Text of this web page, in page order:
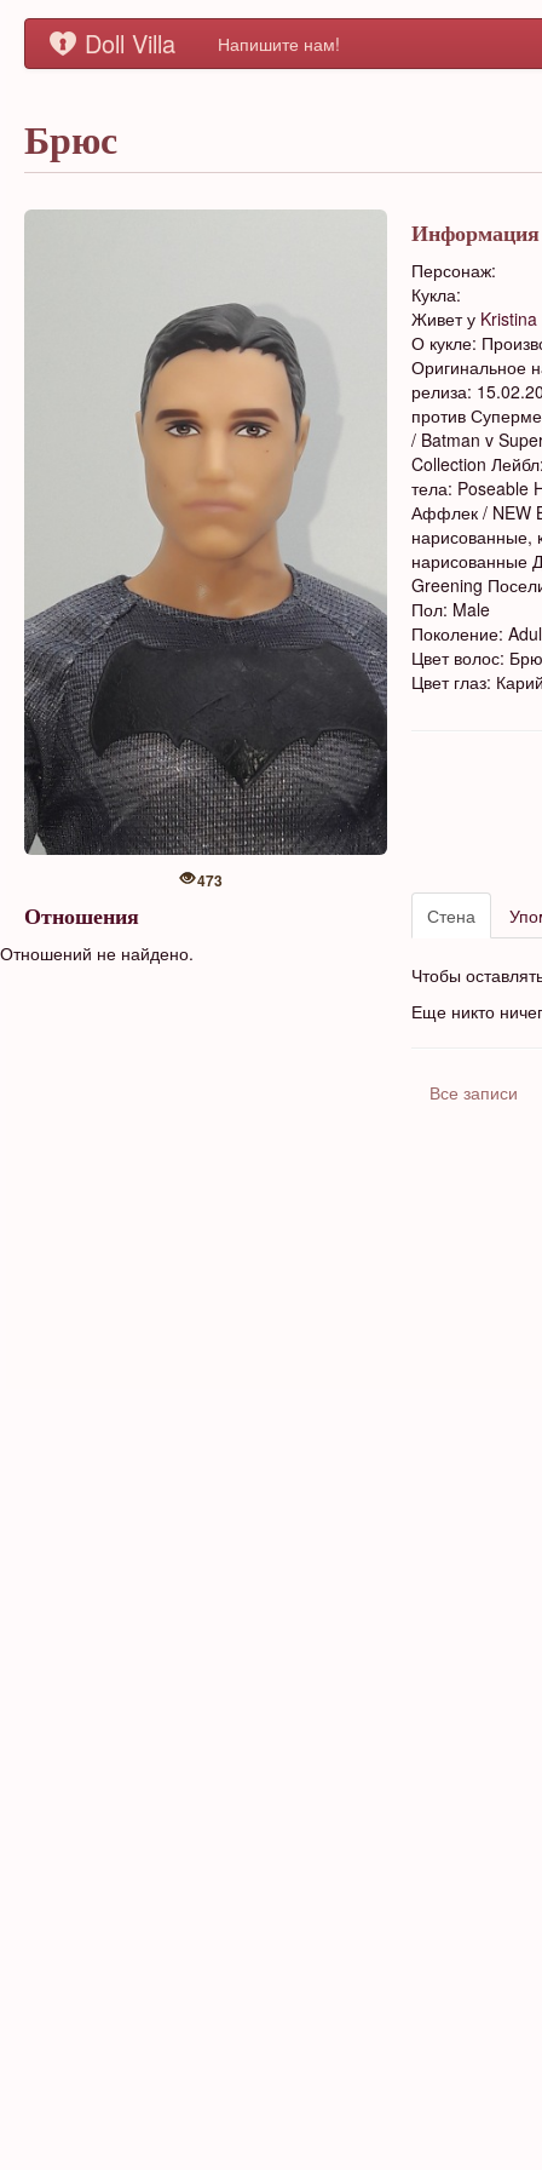
Doll Villa Напишите нам!
Брюс
473
Информация
Персонаж:
Кукла:
Живет у Kristina
О кукле:
Оригинальное
релиза:
против
/ Batman v
Collection
тела: Poseable
Аффлек / NEW
нарисованные,
нарисованные
Greening
Пол: Male
Поколение:
Цвет волос:
Цвет глаз:
Отношения
Отношений не найдено.
Стена
Чтобы
Еще никто
Все записи